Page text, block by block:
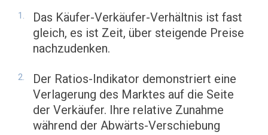
Das Käufer-Verkäufer-Verhältnis ist fast
gleich, es ist Zeit, über steigende Preise
nachzudenken.
Der Ratios-Indikator demonstriert eine
Verlagerung des Marktes auf die Seite
der Verkäufer. Ihre relative Zunahme
während der Abwärts-Verschiebung